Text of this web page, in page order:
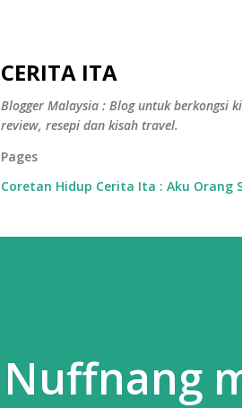
CERITA ITA
Blogger Malaysia : Blog untuk berkongsi
review, resepi dan kisah travel.
Pages
Coretan Hidup Cerita Ita : Aku Orang
Nuffnang